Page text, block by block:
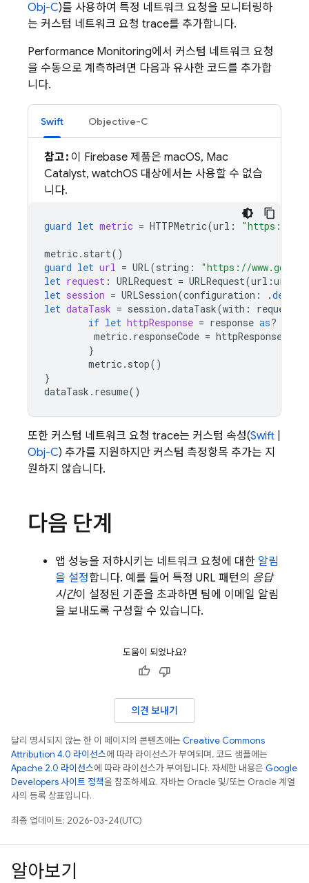
Obj-C)를 사용하여 특정 네트워크 요청을 모니터링하
는 커스텀 네트워크 요청 trace를 추가합니다.
Performance Monitoring에서 커스텀 네트워크 요청
을 수동으로 계측하려면 다음과 유사한 코드를 추가합
니다.
Swift Objective-C
참고:이 Firebase 제품은 macOS, Mac
Catalyst, watchOS 대상에서는 사용할 수 없습
니다.
guard let metric = HTTPMetric(url : "https://
metric. start()
guard let url = URL(string :
"https://
let request : URLRequest = URLRequest(url :url
let session = URLSession(configuration : .
let dataTask = session .dataTask(with : request
if let httpResponse = response as?
metric. responseCode = httpResponse
}
metric. stop()
}
dataTask . resume()
또한 커스텀 네트워크 요청 trace는 커스텀 속성(Swift
Obj-C) 추가를 지원하지만 커스텀 측정항목 추가는 지
원하지 않습니다.
다음 단계
앱 성능을 저하시키는 네트워크 요청에 대한 알림
을 설정합니다. 예를 들어 특정 URL 패턴의 응답
시간이 설정된 기준을 초과하면 팀에 이메일 알림
을 보내도록 구성할 수 있습니다.
도움이 되었나요?
의견 보내기
달리 명시되지 않는 한 이 페이지의 콘텐츠에는 Creative Commons
Attribution 4.0 라이선스에 따라 라이선스가 부여되며, 코드 샘플에는
Apache 2.0 라이선스에 따라 라이선스가 부여됩니다. 자세한 내용은 Google
Developers 사이트 정책을 참조하세요. 자바는 Oracle 및/또는 Oracle 계열
사의 등록 상표입니다.
최종 업데이트: 2026-03-24(UTC)
알아보기